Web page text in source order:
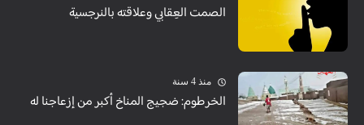
الصمت العِقابي وعلاقته بالنرجسية
منذ 4 سنة
الخرطوم: ضجيج المناخ أكبر من إزعاجنا له